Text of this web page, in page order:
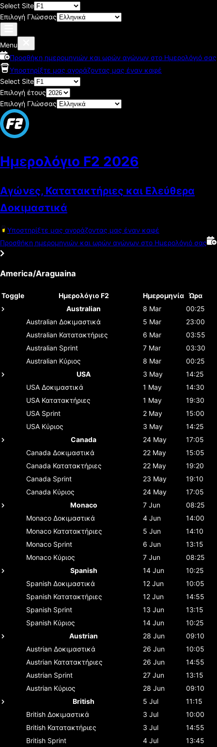
Select Site
Επιλογή Γλώσσας
Menu
Προσθήκη ημερομηνιών και ωρών αγώνων στο Ημερολόγιό σας
Υποστηρίξτε μας αγοράζοντας μας έναν καφέ
Select Site
Επιλογή έτους
Επιλογή Γλώσσας
Ημερολόγιο F2 2026
Αγώνες, Κατατακτήριες και Ελεύθερα
Δοκιμαστικά
Υποστηρίξτε μας αγοράζοντας μας έναν καφέ
Προσθήκη ημερομηνιών και ωρών αγώνων στο Ημερολόγιό σας
America/Araguaina
Toggle Ημερολόγιο F2 Ημερομηνία Ώρα
Australian
8 Mar
00:25
Australian Δοκιμαστικά 5 Mar
23:00
Australian Κατατακτήριες 6 Mar
03:55
Australian Sprint 7 Mar
03:30
Australian Κύριος 8 Mar
00:25
USA
3 May
14:25
USA Δοκιμαστικά 1 May
14:30
USA Κατατακτήριες 1 May
19:30
USA Sprint 2 May
15:00
USA Κύριος 3 May
14:25
Canada
24 May
17:05
Canada Δοκιμαστικά 22 May
15:05
Canada Κατατακτήριες 22 May
19:20
Canada Sprint 23 May
19:10
Canada Κύριος 24 May
17:05
Monaco
7 Jun
08:25
Monaco Δοκιμαστικά 4 Jun
14:00
Monaco Κατατακτήριες 5 Jun
14:10
Monaco Sprint 6 Jun
13:15
Monaco Κύριος 7 Jun
08:25
Spanish
14 Jun
10:25
Spanish Δοκιμαστικά 12 Jun
10:05
Spanish Κατατακτήριες 12 Jun
14:55
Spanish Sprint 13 Jun
13:15
Spanish Κύριος 14 Jun
10:25
Austrian
28 Jun
09:10
Austrian Δοκιμαστικά 26 Jun
10:05
Austrian Κατατακτήριες 26 Jun
14:55
Austrian Sprint 27 Jun
13:15
Austrian Κύριος 28 Jun
09:10
British
5 Jul
11:15
British Δοκιμαστικά 3 Jul
10:00
British Κατατακτήριες 3 Jul
14:55
British Sprint 4 Jul
13:45